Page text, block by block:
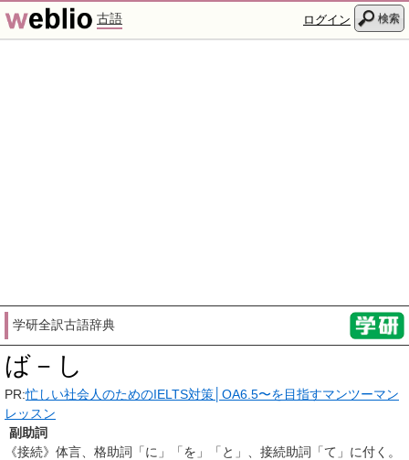
古語 ログイン 検索
学研全訳古語辞典
ば－し
PR:忙しい社会人のためのIELTS対策│OA6.5〜を目指すマンツーマン
レッスン
副助詞
《接続》体言、格助詞「に」「を」「と」、接続助詞「て」に付く。